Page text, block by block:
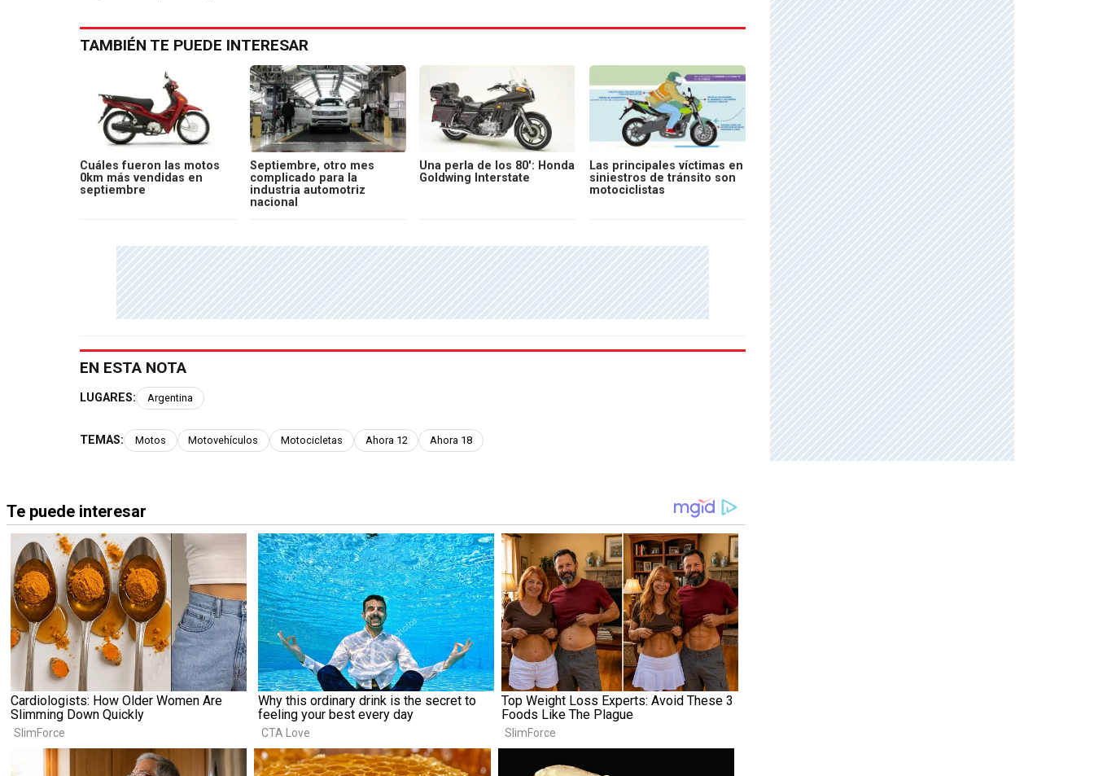
TAMBIÉN TE PUEDE INTERESAR
Cuáles fueron las motos
0km más vendidas en
septiembre
Septiembre, otro mes
complicado para la
industria automotriz
nacional
Una perla de los 80': Honda
Goldwing Interstate
Las principales víctimas en
siniestros de tránsito son
motociclistas
EN ESTA NOTA
LUGARES: Argentina
TEMAS: Motos Motovehículos Motocicletas Ahora 12 Ahora 18